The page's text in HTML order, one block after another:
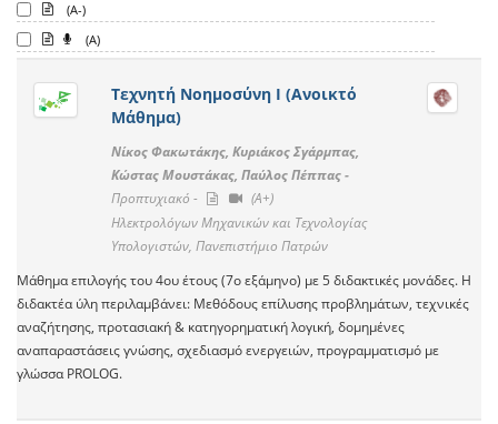
(A-)
(A)
Τεχνητή Νοημοσύνη Ι (Ανοικτό
Μάθημα)
Νίκος Φακωτάκης, Κυριάκος Σγάρμπας,
Κώστας Μουστάκας, Παύλος Πέππας -
Προπτυχιακό -
(A+)
Ηλεκτρολόγων Μηχανικών και Τεχνολογίας
Υπολογιστών, Πανεπιστήμιο Πατρών
Μάθημα επιλογής του 4ου έτους (7ο εξάμηνο) με 5 διδακτικές μονάδες. Η
διδακτέα ύλη περιλαμβάνει: Μεθόδους επίλυσης προβλημάτων, τεχνικές
αναζήτησης, προτασιακή & κατηγορηματική λογική, δομημένες
αναπαραστάσεις γνώσης, σχεδιασμό ενεργειών, προγραμματισμό με
γλώσσα PROLOG.